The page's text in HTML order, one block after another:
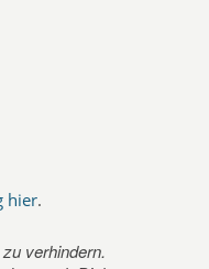
hier.
verhindern.